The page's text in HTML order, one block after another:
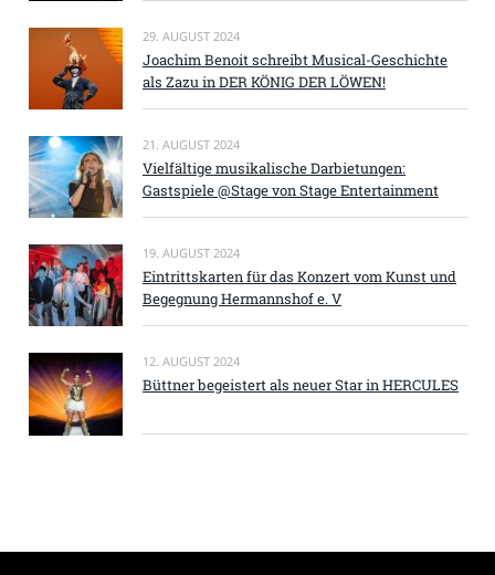
29. AUGUST 2024
Joachim Benoit schreibt Musical-Geschichte
als Zazu in DER KÖNIG DER LÖWEN!
21. AUGUST 2024
Vielfältige musikalische Darbietungen:
Gastspiele @Stage von Stage Entertainment
19. AUGUST 2024
Eintrittskarten für das Konzert vom Kunst und
Begegnung Hermannshof e. V
12. AUGUST 2024
Büttner begeistert als neuer Star in HERCULES